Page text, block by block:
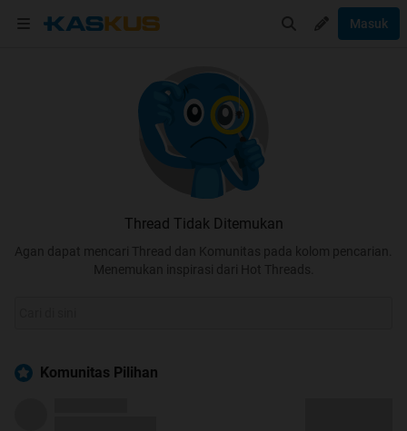
Masuk
Thread Tidak Ditemukan
Agan dapat mencari Thread dan Komunitas pada kolom pencarian.
Menemukan inspirasi dari Hot Threads.
Komunitas Pilihan